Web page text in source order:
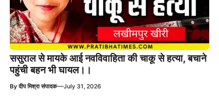
ससुराल से मायके आई नवविवाहिता की चाकू से हत्या, बचाने
पहुंची बहन भी घायल।।
Byदीप मिश्रा संपादक—July 31, 2026